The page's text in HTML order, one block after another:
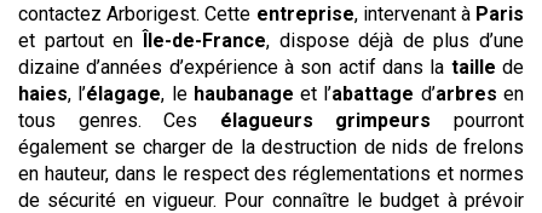
contactez Arborigest. Cette entreprise, intervenant à Paris
et partout en Île-de-France, dispose déjà de plus d’une
dizaine d’années d’expérience à son actif dans la taille de
haies, l’élagage, le haubanage et l’abattage d’arbres en
tous genres. Ces élagueurs grimpeurs pourront
également se charger de la destruction de nids de frelons
en hauteur, dans le respect des réglementations et normes
de sécurité en vigueur. Pour connaître le budget à prévoir